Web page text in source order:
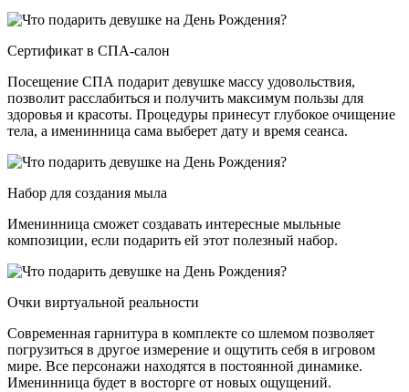
Сертификат в СПА-салон
Посещение СПА подарит девушке массу удовольствия,
позволит расслабиться и получить максимум пользы для
здоровья и красоты. Процедуры принесут глубокое очищение
тела, а именинница сама выберет дату и время сеанса.
Набор для создания мыла
Именинница сможет создавать интересные мыльные
композиции, если подарить ей этот полезный набор.
Очки виртуальной реальности
Современная гарнитура в комплекте со шлемом позволяет
погрузиться в другое измерение и ощутить себя в игровом
мире. Все персонажи находятся в постоянной динамике.
Именинница будет в восторге от новых ощущений.